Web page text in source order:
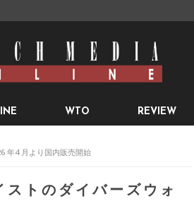
WTO REVIEW
年4 月より国内販売開始
トのダイバーズウォ